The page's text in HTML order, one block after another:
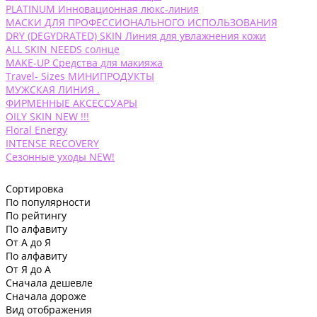
PLATINUM Инновационная люкс-линия
МАСКИ ДЛЯ ПРОФЕССИОНАЛЬНОГО ИСПОЛЬЗОВАНИЯ
DRY (DEGYDRATED) SKIN Линия для увлажнения кожи
ALL SKIN NEEDS солнце
MAKE-UP Средства для макияжа
Travel- Sizes МИНИПРОДУКТЫ
МУЖСКАЯ ЛИНИЯ .
ФИРМЕННЫЕ АКСЕССУАРЫ
OILY SKIN NEW !!!
Floral Energy
INTENSE RECOVERY
Сезонные уходы NEW!
Сортировка
По популярности
По рейтингу
По алфавиту
От А до Я
По алфавиту
От Я до А
Сначала дешевле
Сначала дороже
Вид отображения